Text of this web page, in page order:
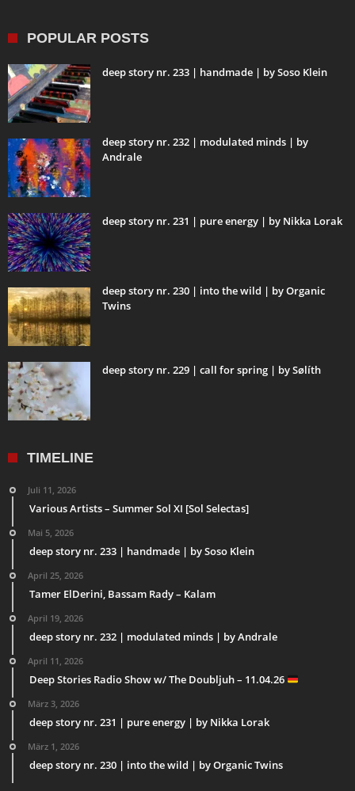
POPULAR POSTS
deep story nr. 233 | handmade | by Soso Klein
deep story nr. 232 | modulated minds | by
Andrale
deep story nr. 231 | pure energy | by Nikka Lorak
deep story nr. 230 | into the wild | by Organic
Twins
deep story nr. 229 | call for spring | by Sølíth
TIMELINE
Juli 11, 2026
Various Artists – Summer Sol XI [Sol Selectas]
Mai 5, 2026
deep story nr. 233 | handmade | by Soso Klein
April 25, 2026
Tamer ElDerini, Bassam Rady – Kalam
April 19, 2026
deep story nr. 232 | modulated minds | by Andrale
April 11, 2026
Deep Stories Radio Show w/ The Doubljuh – 11.04.26
März 3, 2026
deep story nr. 231 | pure energy | by Nikka Lorak
März 1, 2026
deep story nr. 230 | into the wild | by Organic Twins